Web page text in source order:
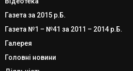
Газета за 2015 р.Б.
Газета №1 – №41 за 2011 – 2014 р.Б.
Галерея
Головні новини